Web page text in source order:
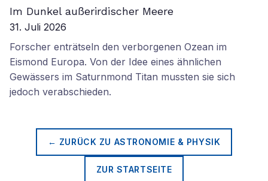
Im Dunkel außerirdischer Meere
31. Juli 2026
Forscher enträtseln den verborgenen Ozean im
Eismond Europa. Von der Idee eines ähnlichen
Gewässers im Saturnmond Titan mussten sie sich
jedoch verabschieden.
← ZURÜCK ZU ASTRONOMIE & PHYSIK
ZUR STARTSEITE